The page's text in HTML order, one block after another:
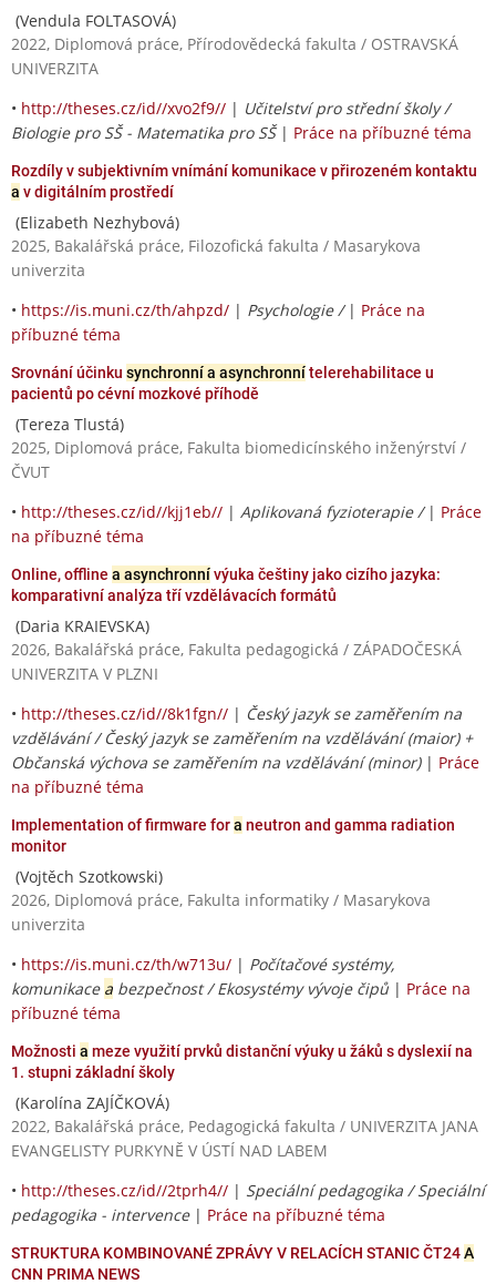
(Vendula FOLTASOVÁ)
2022, Diplomová práce, Přírodovědecká fakulta / OSTRAVSKÁ
UNIVERZITA
• http://theses.cz/id//xvo2f9// | Učitelství pro střední školy /
Biologie pro SŠ - Matematika pro SŠ| Práce na příbuzné téma
Rozdíly v subjektivním vnímání komunikace v přirozeném kontaktu
a v digitálním prostředí
(Elizabeth Nezhybová)
2025, Bakalářská práce, Filozofická fakulta / Masarykova
univerzita
• https://is.muni.cz/th/ahpzd/ | Psychologie / | Práce na
příbuzné téma
Srovnání účinku synchronní a asynchronnítelerehabilitace u
pacientů po cévní mozkové příhodě
(Tereza Tlustá)
2025, Diplomová práce, Fakulta biomedicínského inženýrství /
ČVUT
• http://theses.cz/id//kjj1eb// | Aplikovaná fyzioterapie / | Práce
na příbuzné téma
Online, offline a asynchronnívýuka češtiny jako cizího jazyka:
komparativní analýza tří vzdělávacích formátů
(Daria KRAIEVSKA)
2026, Bakalářská práce, Fakulta pedagogická / ZÁPADOČESKÁ
UNIVERZITA V PLZNI
• http://theses.cz/id//8k1fgn// | Český jazyk se zaměřením na
vzdělávání / Český jazyk se zaměřením na vzdělávání (maior) +
Občanská výchova se zaměřením na vzdělávání (minor)| Práce
na příbuzné téma
Implementation of firmware fora neutron and gamma radiation
monitor
(Vojtěch Szotkowski)
2026, Diplomová práce, Fakulta informatiky / Masarykova
univerzita
• https://is.muni.cz/th/w713u/ | Počítačové systémy,
komunikace a bezpečnost / Ekosystémy vývoje čipů | Práce na
příbuzné téma
Možnosti a meze využití prvků distanční výuky u žáků s dyslexií na
1. stupni základní školy
(Karolína ZAJÍČKOVÁ)
2022, Bakalářská práce, Pedagogická fakulta / UNIVERZITA JANA
EVANGELISTY PURKYNĚ V ÚSTÍ NAD LABEM
• http://theses.cz/id//2tprh4// | Speciální pedagogika / Speciální
pedagogika - intervence| Práce na příbuzné téma
STRUKTURA KOMBINOVANÉ ZPRÁVY V RELACÍCH STANIC ČT24A
CNN PRIMA NEWS